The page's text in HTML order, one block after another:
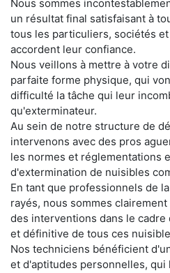
Nous sommes
un résultat final satisfaisant à
tous les particuliers, sociétés
accordent leur confiance.
Nous veillons à mettre à votre
parfaite forme physique, qui
difficulté la tâche qui leur
qu'exterminateur.
Au sein de notre structure de
intervenons avec des pros
les normes et réglementations
d'extermination de nuisibles
En tant que professionnels de
rayés, nous sommes
des interventions dans le
et définitive de tous ces
Nos techniciens bénéficient
et d'aptitudes personnelles,